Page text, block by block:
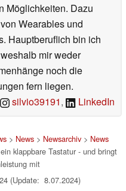
Möglichkeiten. Dazu
Wearables und
Hauptberuflich bin ich
mir weder
noch die
fern liegen.
silvio39191, LinkedIn
> News> Newsarchiv> News
klappbare Tastatur - und bringt
mit
(Update: 8.07.2024)